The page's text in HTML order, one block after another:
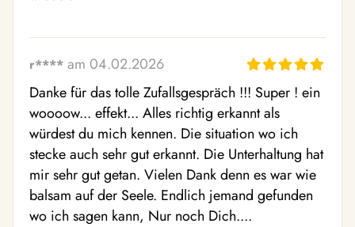
r**** am 04.02.2026
Danke für das tolle Zufallsgespräch !!! Super ! ein
woooow... effekt... Alles richtig erkannt als
würdest du mich kennen. Die situation wo ich
stecke auch sehr gut erkannt. Die Unterhaltung hat
mir sehr gut getan. Vielen Dank denn es war wie
balsam auf der Seele. Endlich jemand gefunden
wo ich sagen kann, Nur noch Dich....